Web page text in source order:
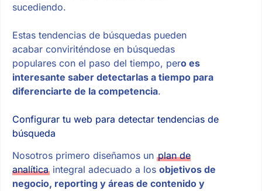
sucediendo.
Estas tendencias de búsquedas pueden
acabar conviriténdose en búsquedas
populares con el paso del tiempo, pero es
interesante saber detectarlas a tiempo para
diferenciarte de la competencia.
Configurar tu web para detectar tendencias de
búsqueda
Nosotros primero diseñamos un plan de
analíticaintegral adecuado a los objetivos de
negocio, reporting y áreas de contenido y